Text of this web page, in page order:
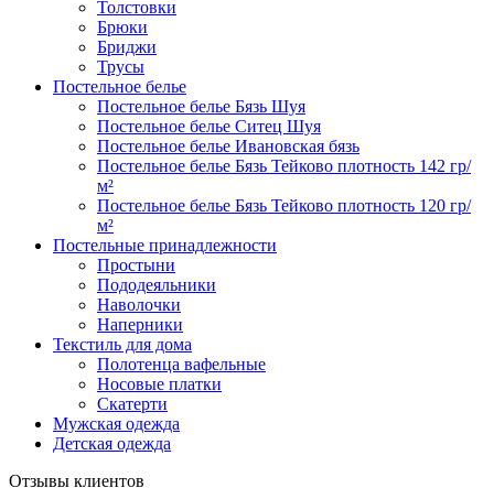
Толстовки
Брюки
Бриджи
Трусы
Постельное белье
Постельное белье Бязь Шуя
Постельное белье Ситец Шуя
Постельное белье Ивановская бязь
Постельное белье Бязь Тейково плотность 142 гр/
м²
Постельное белье Бязь Тейково плотность 120 гр/
м²
Постельные принадлежности
Простыни
Пододеяльники
Наволочки
Наперники
Текстиль для дома
Полотенца вафельные
Носовые платки
Скатерти
Мужская одежда
Детская одежда
Отзывы клиентов